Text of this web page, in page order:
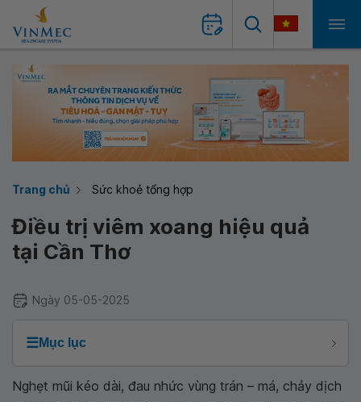
Trang chủ Sức khoẻ tổng hợp
Điều trị viêm xoang hiệu quả
tại Cần Thơ
Ngày 05-05-2025
☰Mục lục
Nghẹt mũi kéo dài, đau nhức vùng trán – má, chảy dịch